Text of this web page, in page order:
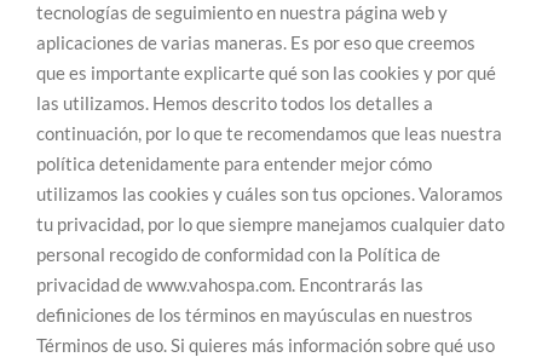
tecnologías de seguimiento en nuestra página web y
aplicaciones de varias maneras. Es por eso que creemos
que es importante explicarte qué son las cookies y por qué
las utilizamos. Hemos descrito todos los detalles a
continuación, por lo que te recomendamos que leas nuestra
política detenidamente para entender mejor cómo
utilizamos las cookies y cuáles son tus opciones. Valoramos
tu privacidad, por lo que siempre manejamos cualquier dato
personal recogido de conformidad con la Política de
privacidad de www.vahospa.com. Encontrarás las
definiciones de los términos en mayúsculas en nuestros
Términos de uso. Si quieres más información sobre qué uso